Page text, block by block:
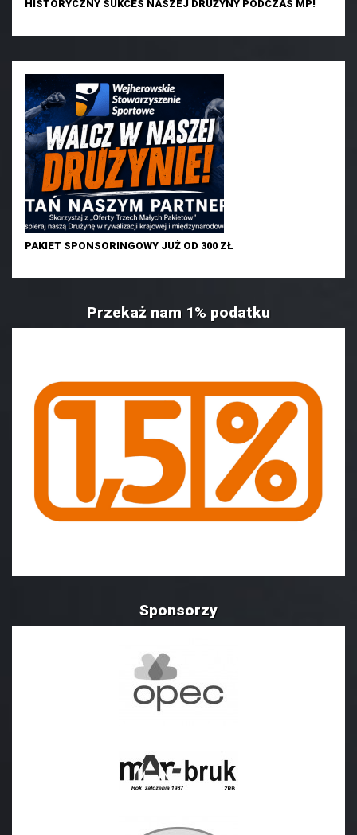
HISTORYCZNY SUKCES NASZEJ DRUŻYNY PODCZAS MP!
PAKIET SPONSORINGOWY JUŻ OD 300 ZŁ
Przekaż nam 1% podatku
Sponsorzy